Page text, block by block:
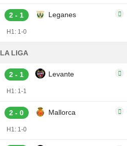
2 - 1 Leganes
H1: 1-0
LA LIGA
2 - 1 Levante
H1: 1-1
2 - 0 Mallorca
H1: 1-0